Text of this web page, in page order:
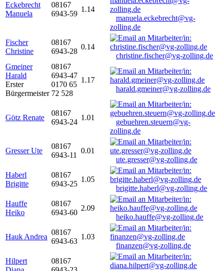
Eckebrecht
Manuela
08167
6943-59
1.14
manuela.eckebrecht@vg-
zolling.de
Fischer
Christine
08167
6943-28
0.14
christine.fischer@vg-zolling.de
Gmeiner
Harald
Erster
Bürgermeister
08167
6943-47
0170 65
72 528
1.17
harald.gmeiner@vg-zolling.de
Götz Renate
08167
6943-24
1.01
gebuehren.steuern@vg-
zolling.de
Gresser Ute
08167
6943-11
0.01
ute.gresser@vg-zolling.de
Haberl
Brigitte
08167
6943-25
1.05
brigitte.haberl@vg-zolling.de
Hauffe
Heiko
08167
6943-60
2.09
heiko.hauffe@vg-zolling.de
Hauk Andrea
08167
6943-63
1.03
finanzen@vg-zolling.de
Hilpert
08167